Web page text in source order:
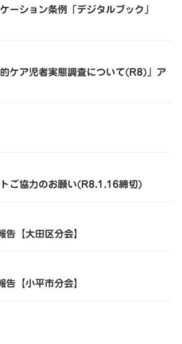
ーション条例「デジタルブック」
ケア児者実態調査について(R8)」ア
ご協力のお願い(R8.1.16締切)
【大田区分会】
【小平市分会】